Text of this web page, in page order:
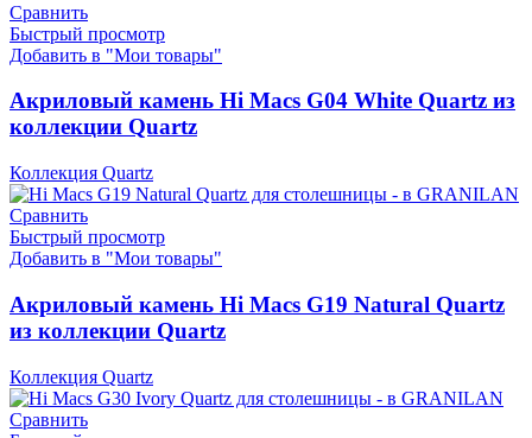
Сравнить
Быстрый просмотр
Добавить в "Мои товары"
Акриловый камень Hi Macs G04 White Quartz из
коллекции Quartz
Коллекция Quartz
Сравнить
Быстрый просмотр
Добавить в "Мои товары"
Акриловый камень Hi Macs G19 Natural Quartz
из коллекции Quartz
Коллекция Quartz
Сравнить